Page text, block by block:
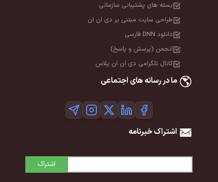
بسته های پشتیبانی سازمانی
طراحی سایت مبتنی بر دی ان ان
دانلود DNN فارسی
انجمن (پرسش و پاسخ)
کانال تلگرامی دی ان ان پلاس
ما در رسانه های اجتماعی
اشتراک خبرنامه
اشتراک